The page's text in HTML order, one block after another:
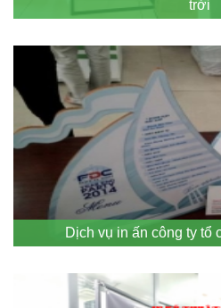
trời
Dịch vụ in ấn công ty tổ